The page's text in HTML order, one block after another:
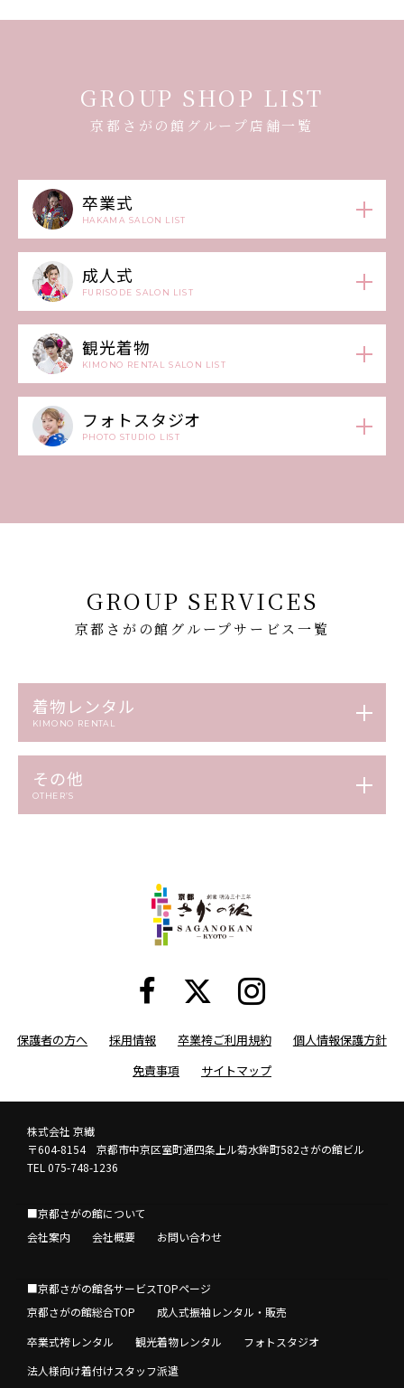
GROUP SHOP LIST
京都さがの館グループ店舗一覧
卒業式
HAKAMA SALON LIST
成人式
FURISODE SALON LIST
観光着物
KIMONO RENTAL SALON LIST
フォトスタジオ
PHOTO STUDIO LIST
GROUP SERVICES
京都さがの館グループサービス一覧
着物レンタル
KIMONO RENTAL
その他
OTHER’S
保護者の方へ 採用情報 卒業袴ご利用規約
個人情報保護方針
免責事項
サイトマップ
株式会社 京繊
〒604-8154 京都市中京区室町通四条上ル菊水鉾町582さがの館ビル
TEL 075-748-1236
■京都さがの館について
会社案内
会社概要 お問い合わせ
■京都さがの館各サービスTOPページ
京都さがの館総合TOP
成人式振袖レンタル・販売
卒業式袴レンタル
観光着物レンタル
フォトスタジオ
法人様向け着付けスタッフ派遣